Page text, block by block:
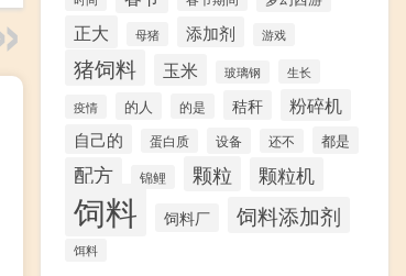
正大 母猪 添加剂 游戏
猪饲料 玉米 玻璃钢
生长
疫情
的人 的是 秸秆 粉碎机
自己的 蛋白质 设备 还不 都是
配方 锦鲤 颗粒 颗粒机
饲料 饲料厂 饲料添加剂
饵料